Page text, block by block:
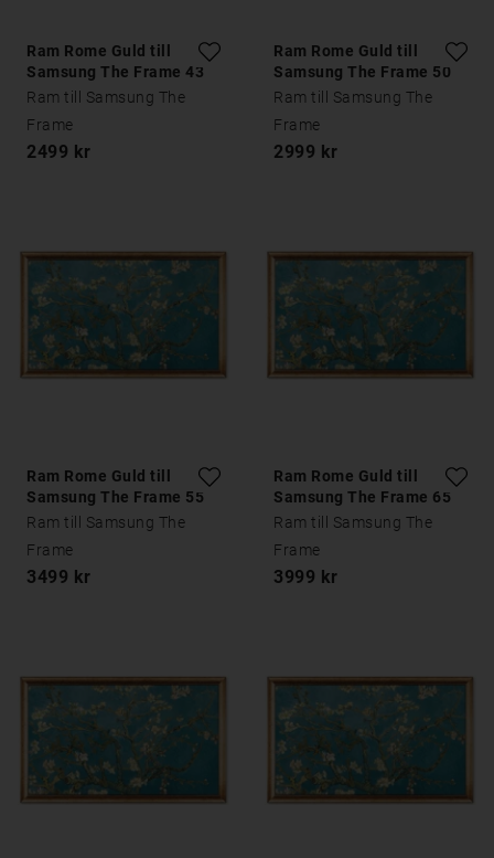
Ram Rome Guld till
Samsung The Frame 43
tum
Ram till Samsung The
Frame
2499 kr
Ram Rome Guld till
Samsung The Frame 50
tum
Ram till Samsung The
Frame
2999 kr
Ram Rome Guld till
Samsung The Frame 55
tum
Ram till Samsung The
Frame
3499 kr
Ram Rome Guld till
Samsung The Frame 65
tum
Ram till Samsung The
Frame
3999 kr